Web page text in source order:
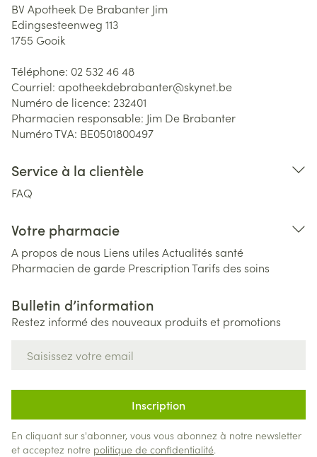
BV Apotheek De Brabanter Jim
Edingsesteenweg 113
1755 Gooik
Téléphone: 02 532 46 48
Courriel: apotheekdebrabanter@skynet.be
Numéro de licence: 232401
Pharmacien responsable: Jim De Brabanter
Numéro TVA: BE0501800497
Service à la clientèle
FAQ
Votre pharmacie
A propos de nous Liens utiles Actualités santé
Pharmacien de garde PrescriptionTarifs des soins
Bulletin d’information
Restez informé des nouveaux produits et promotions
Inscription
En cliquant sur s'abonner, vous vous abonnez à notre newsletter
et acceptez notre politique de confidentialité.